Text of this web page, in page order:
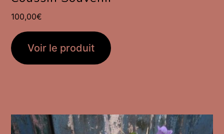
100,00€
Voir le produit